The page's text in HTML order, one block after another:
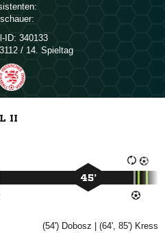
ID: 340133
/ 14. Spieltag
II
45’
(54')  | (64', 85') 